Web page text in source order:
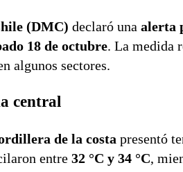
(DMC) declaró una alerta
18 de octubre. La medida
algunos sectores.
central
de la costa presentó
entre 32 °C y 34 °C,